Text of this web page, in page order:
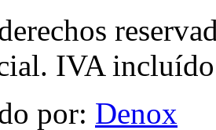
IVA
por: Denox